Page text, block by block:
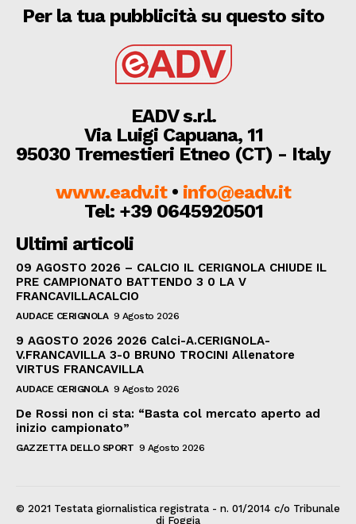
Per la tua pubblicità su questo sito
EADV s.r.l.
Via Luigi Capuana, 11
95030 Tremestieri Etneo (CT) - Italy
www.eadv.it• info@eadv.it
Tel: +39 0645920501
Ultimi articoli
09 AGOSTO 2026 – CALCIO IL CERIGNOLA CHIUDE IL
PRE CAMPIONATO BATTENDO 3 0 LA V
FRANCAVILLACALCIO
AUDACE CERIGNOLA 9 Agosto 2026
9 AGOSTO 2026 2026 Calci-A.CERIGNOLA-
V.FRANCAVILLA 3-0 BRUNO TROCINI Allenatore
VIRTUS FRANCAVILLA
AUDACE CERIGNOLA 9 Agosto 2026
De Rossi non ci sta: “Basta col mercato aperto ad
inizio campionato”
GAZZETTA DELLO SPORT 9 Agosto 2026
© 2021 Testata giornalistica registrata - n. 01/2014 c/o Tribunale
di Foggia